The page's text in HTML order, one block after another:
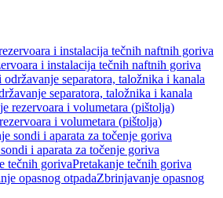
i instalacija tečnih naftnih goriva
separatora, taložnika i kanala
i volumetara (pištolja)
i aparata za točenje goriva
Pretakanje tečnih goriva
Zbrinjavanje opasnog